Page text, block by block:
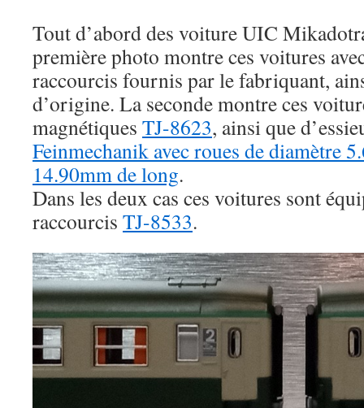
Tout d’abord des voiture UIC
première photo montre ces voitures
raccourcis fournis par le fabriquant,
d’origine. La seconde montre ces
magnétiques TJ-8623, ainsi que
Feinmechanik avec roues de diamètre
14.90mm de long.
Dans les deux cas ces voitures sont
raccourcis TJ-8533.